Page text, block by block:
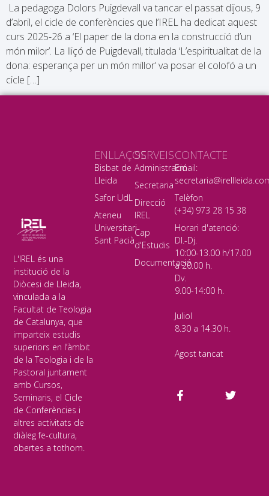
La pedagoga Dolors Puigdevall va tancar el passat dijous, 9
d’abril, el cicle de conferències que l’IREL ha dedicat aquest
curs 2025-26 a ‘El paper de la dona en la construcció d’un
món milor’. La lliçó de Puigdevall, titulada ‘L’espiritualitat de la
dona: esperança per un món millor’ va posar el colofó a un
cicle […]
L'IREL és una
institució de la
Diòcesi de Lleida,
vinculada a la
Facultat de Teologia
de Catalunya, que
imparteix estudis
superiors en l’àmbit
de la Teologia i de la
Pastoral juntament
amb Cursos,
Seminaris, el Cicle
de Conferències i
altres activitats de
diàleg fe-cultura,
obertes a tothom.
SERVEIS
Administració
Secretaria
Direcció
IREL
Cap
d'Estudis
Documentació
ENLLAÇOS
Bisbat de
Lleida
Safor UdL
Ateneu
Universitari
Sant Pacià
CONTACTE
Email:
Telèfon
(+34) 973 28 15 38
Horari d'atenció:
Dl.-Dj.
10:00-13.00 h/17.00
a 20.00 h.
Dv.
9.00-14:00 h.
Juliol
8.30 a 14.30 h.
Agost tancat